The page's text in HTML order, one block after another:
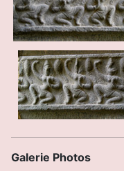
Galerie Photos